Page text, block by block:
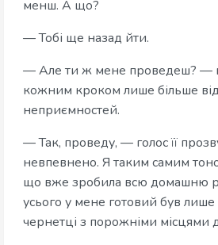
менш. А що?
— Тобі ще назад йти.
— Але ти ж мене проведеш? —
кожним кроком лише більше
неприємностей.
— Так, проведу, — голос її
невпевнено. Я таким самим
що вже зробила всю домашню
усього у мене готовий був
чернетці з порожніми місцями